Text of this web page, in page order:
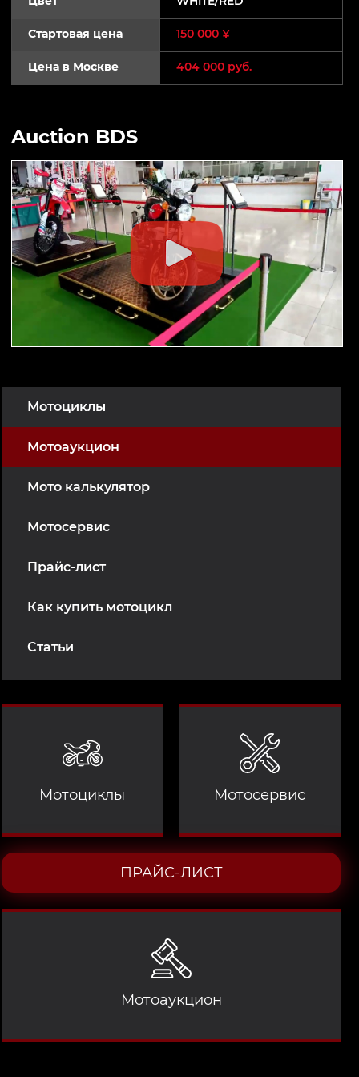
Мотоциклы
Мотоаукцион
Мото калькулятор
Мотосервис
Прайс-лист
Как купить мотоцикл
Статьи
Мотоциклы
Мотоаукцион
Мотосервис
ПРАЙС-ЛИСТ
Стартовая цена 150 000 ¥
Цена в Москве 404 000 руб.
Auction BDS